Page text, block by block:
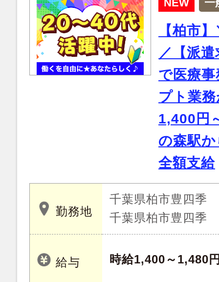
NEW 一
【柏市
／【派
で医療
プト業
1,400円
の森駅
全額支給
勤務地
千葉県柏市豊四季
千葉県柏市豊四季
給与 時給1,400～1,480